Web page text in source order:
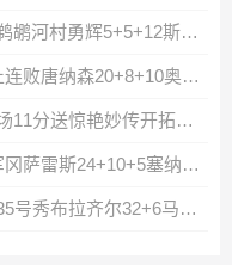
🏀夏联-步行者第三节爆发轻取鹈鹕河村勇辉5+5+12斯劳森22分
🏀夏联-热火5人上双轻取活塞止连败唐纳森20+8+10奥科里27分
🏀夏联-杨瀚森13+5+4帽&下半场11分送惊艳妙传开拓者力克掘金
🏀夏联-国王首节仅4分不敌绿军冈萨雷斯24+10+5塞纳克10+12
🏀夏联-雷霆不敌掘金夏联全败35号秀布拉齐尔32+6马拉14+7+6